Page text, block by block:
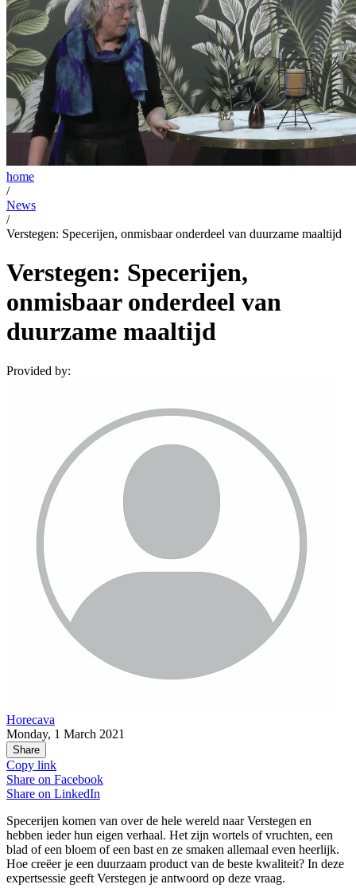
home
/
News
/
Verstegen: Specerijen, onmisbaar onderdeel van duurzame maaltijd
Verstegen: Specerijen,
onmisbaar onderdeel van
duurzame maaltijd
Provided by:
Horecava
Monday, 1 March 2021
Share
Copy link
Share on Facebook
Share on LinkedIn
Specerijen komen van over de hele wereld naar Verstegen en
hebben ieder hun eigen verhaal. Het zijn wortels of vruchten, een
blad of een bloem of een bast en ze smaken allemaal even heerlijk.
Hoe creëer je een duurzaam product van de beste kwaliteit? In deze
expertsessie geeft Verstegen je antwoord op deze vraag.